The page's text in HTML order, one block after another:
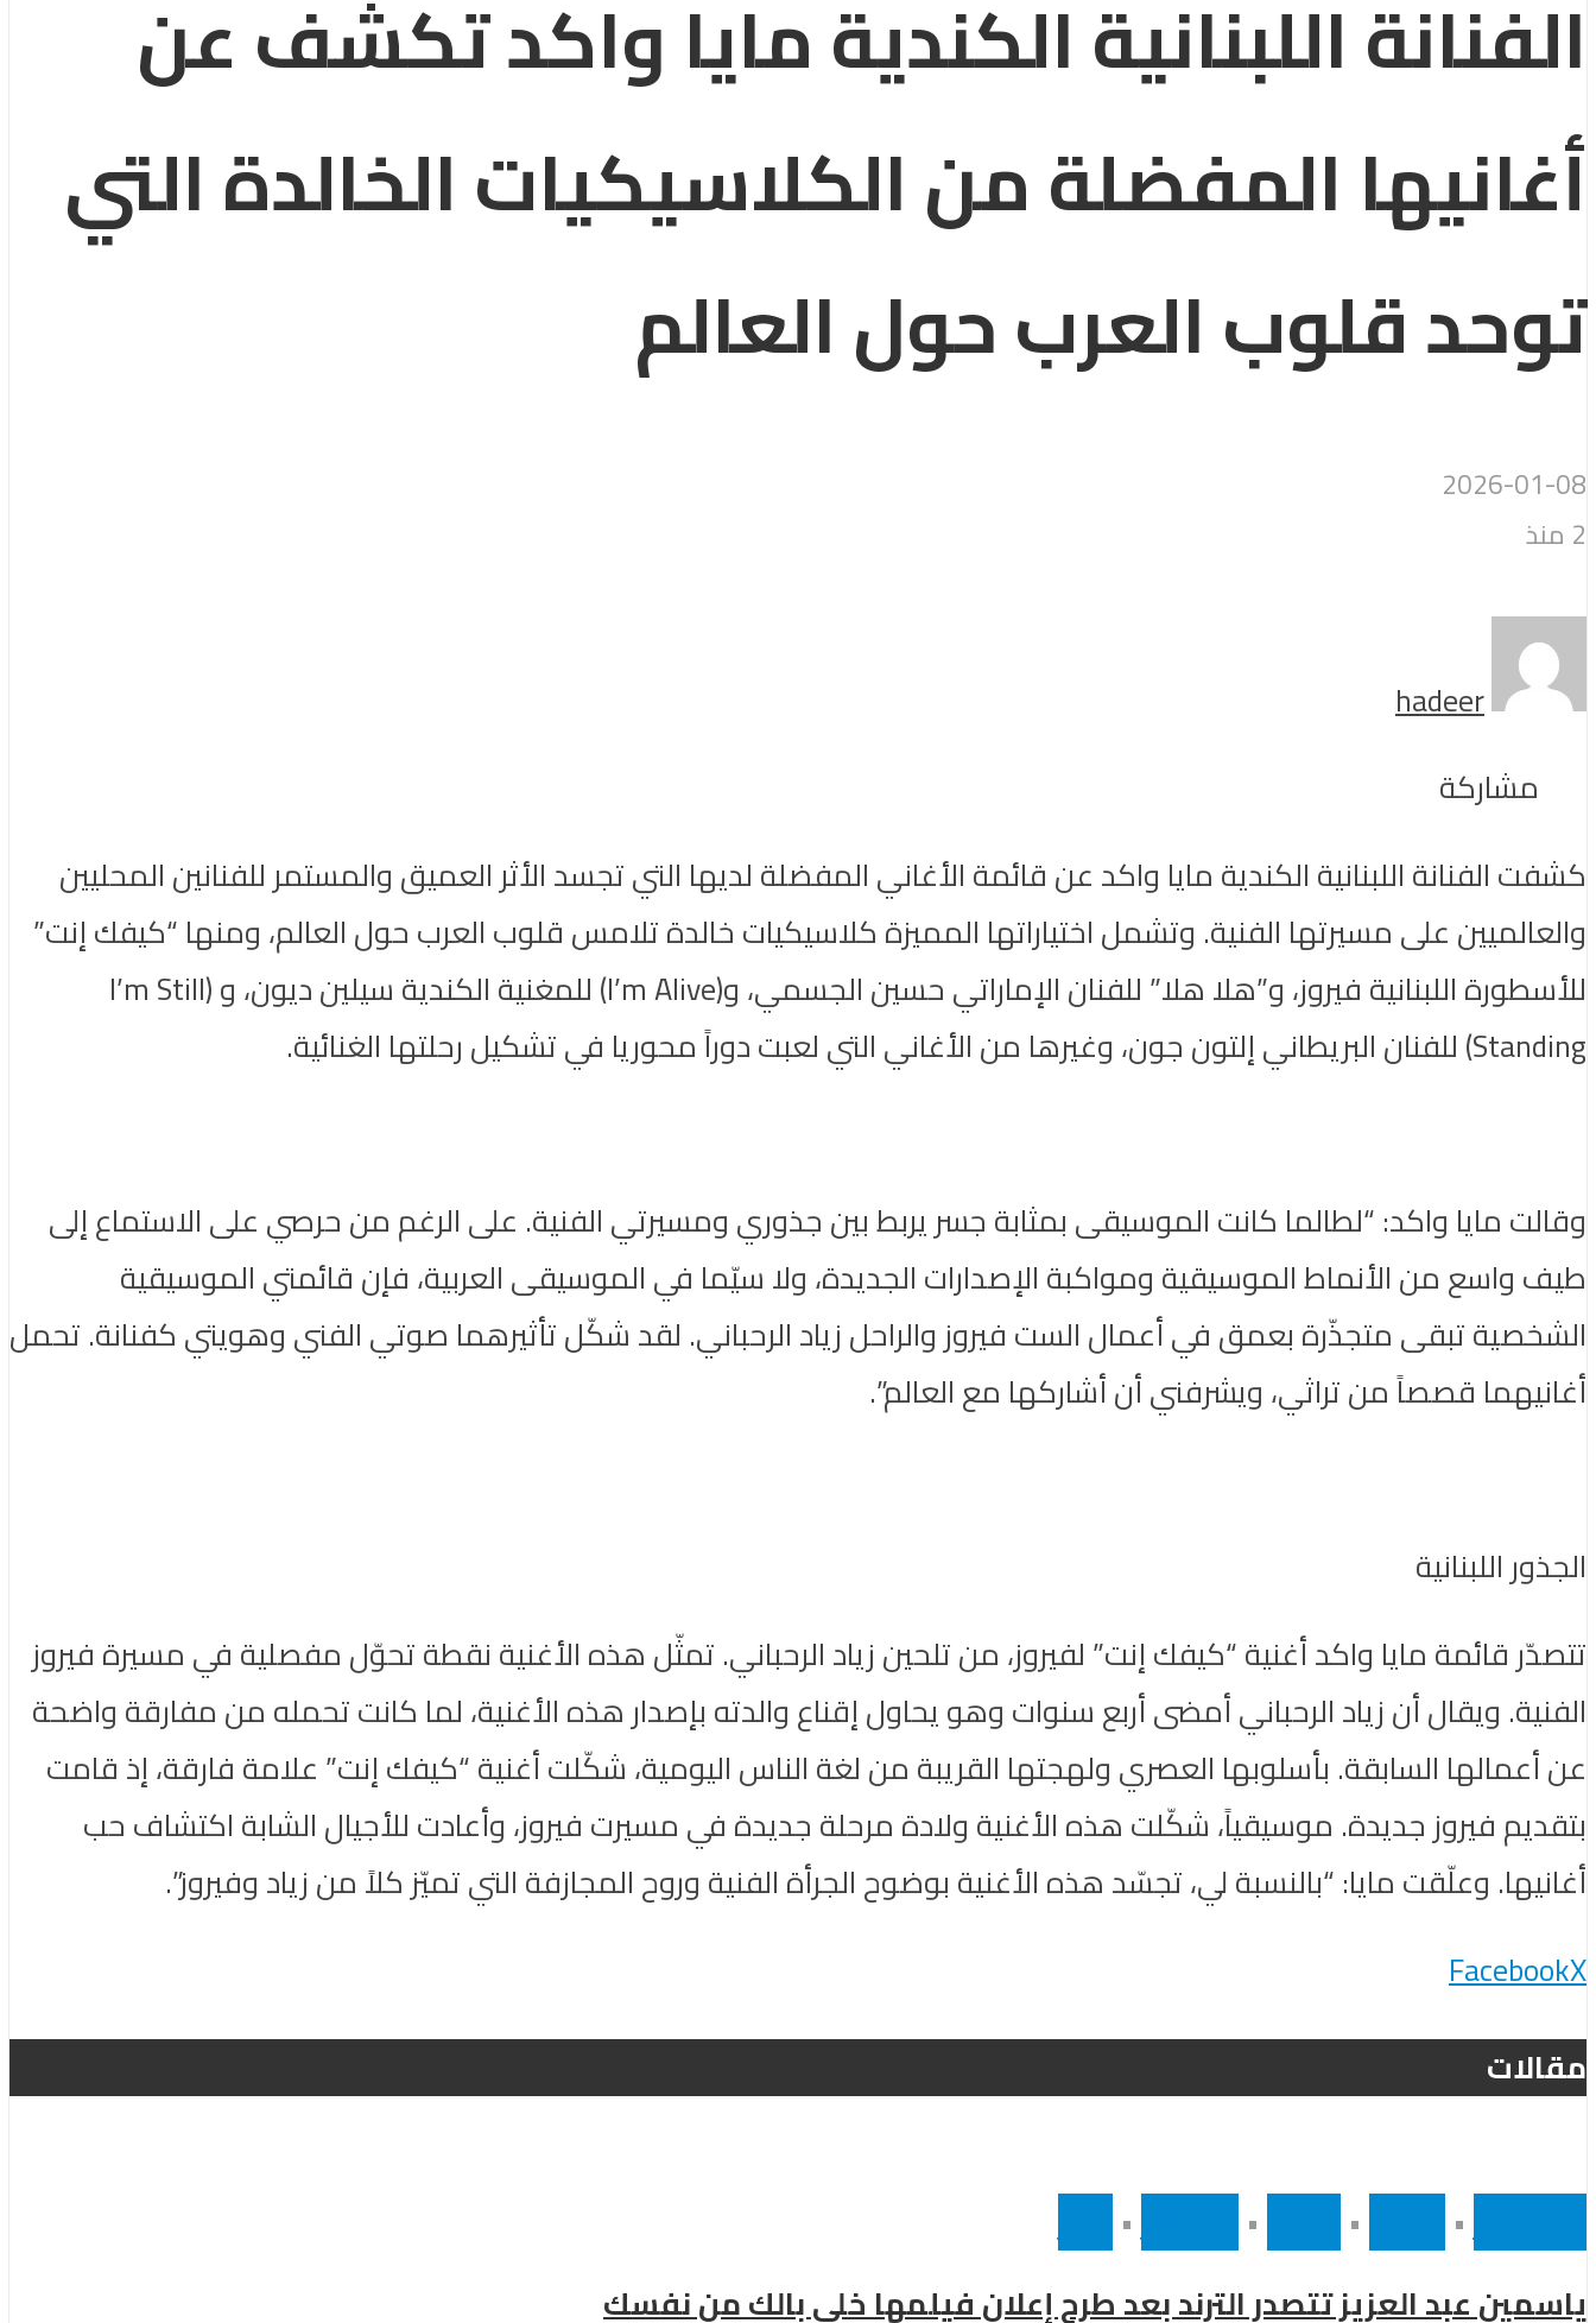
الفنانة اللبنانية الكندية مايا واكد تكشف عن
أغانيها المفضلة من الكلاسيكيات الخالدة التي
توحد قلوب العرب حول العالم
2026-01-08
2 منذ
hadeer
مشاركة
كشفت الفنانة اللبنانية الكندية مايا واكد عن قائمة الأغاني المفضلة لديها التي تجسد الأثر العميق والمستمر للفنانين المحليين
والعالميين على مسيرتها الفنية. وتشمل اختياراتها المميزة كلاسيكيات خالدة تلامس قلوب العرب حول العالم، ومنها “كيفك إنت”
للأسطورة اللبنانية فيروز، و”هلا هلا” للفنان الإماراتي حسين الجسمي، و(I’m Alive) للمغنية الكندية سيلين ديون، و (I’m Still
Standing) للفنان البريطاني إلتون جون، وغيرها من الأغاني التي لعبت دوراً محوريا في تشكيل رحلتها الغنائية.
وقالت مايا واكد: “لطالما كانت الموسيقى بمثابة جسر يربط بين جذوري ومسيرتي الفنية. على الرغم من حرصي على الاستماع إلى
طيف واسع من الأنماط الموسيقية ومواكبة الإصدارات الجديدة، ولا سيّما في الموسيقى العربية، فإن قائمتي الموسيقية
الشخصية تبقى متجذّرة بعمق في أعمال الست فيروز والراحل زياد الرحباني. لقد شكّل تأثيرهما صوتي الفني وهويتي كفنانة. تحمل
أغانيهما قصصاً من تراثي، ويشرفني أن أشاركها مع العالم”.
الجذور اللبنانية
تتصدّر قائمة مايا واكد أغنية “كيفك إنت” لفيروز، من تلحين زياد الرحباني. تمثّل هذه الأغنية نقطة تحوّل مفصلية في مسيرة فيروز
الفنية. ويقال أن زياد الرحباني أمضى أربع سنوات وهو يحاول إقناع والدته بإصدار هذه الأغنية، لما كانت تحمله من مفارقة واضحة
عن أعمالها السابقة. بأسلوبها العصري ولهجتها القريبة من لغة الناس اليومية، شكّلت أغنية “كيفك إنت” علامة فارقة، إذ قامت
بتقديم فيروز جديدة. موسيقياً، شكّلت هذه الأغنية ولادة مرحلة جديدة في مسيرت فيروز، وأعادت للأجيال الشابة اكتشاف حب
أغانيها. وعلّقت مايا: “بالنسبة لي، تجسّد هذه الأغنية بوضوح الجرأة الفنية وروح المجازفة التي تميّز كلاً من زياد وفيروز”.
FacebookX
مقالات
•
•
•
•
ياسمين عبد العزيز تتصدر الترند بعد طرح إعلان فيلمها خلي بالك من نفسك